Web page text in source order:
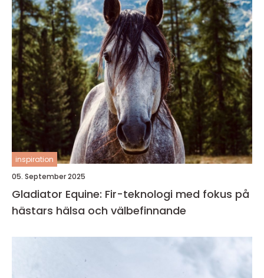
inspiration
05. September 2025
Gladiator Equine: Fir-teknologi med fokus på
hästars hälsa och välbefinnande